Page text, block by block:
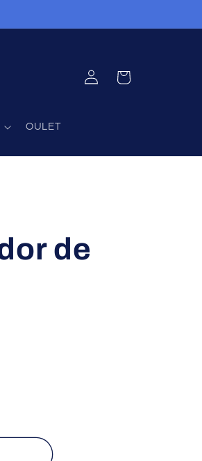
OULET
INICIAR
SESIÓN
CARRITO
de